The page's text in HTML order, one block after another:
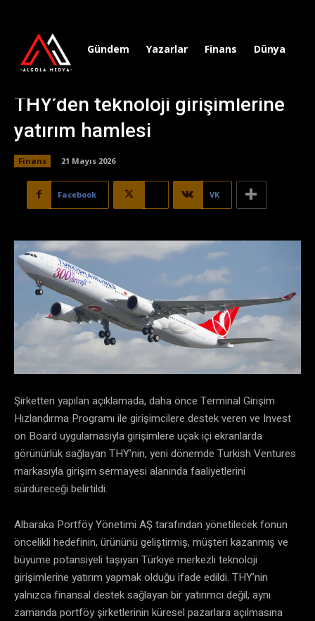
Gündem Yazarlar Finans Dünya
THY’den teknoloji girişimlerine
yatırım hamlesi
Finans 21 Mayıs 2026
Facebook VK
Şirketten yapılan açıklamada, daha önce Terminal Girişim
Hızlandırma Programı ile girişimcilere destek veren ve Invest
on Board uygulamasıyla girişimlere uçak içi ekranlarda
görünürlük sağlayan THY’nin, yeni dönemde Turkish Ventures
markasıyla girişim sermayesi alanında faaliyetlerini
sürdüreceği belirtildi.
Albaraka Portföy Yönetimi AŞ tarafından yönetilecek fonun
öncelikli hedefinin, ürününü geliştirmiş, müşteri kazanmış ve
büyüme potansiyeli taşıyan Türkiye merkezli teknoloji
girişimlerine yatırım yapmak olduğu ifade edildi. THY’nin
yalnızca finansal destek sağlayan bir yatırımcı değil, aynı
zamanda portföy şirketlerinin küresel pazarlara açılmasına